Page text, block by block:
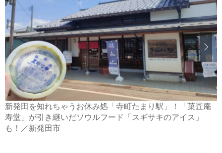
新発田を知れちゃうお休み処「寺町たまり駅」！「菓匠庵
寿堂」が引き継いだソウルフード「スギサキのアイス」
も！／新発田市